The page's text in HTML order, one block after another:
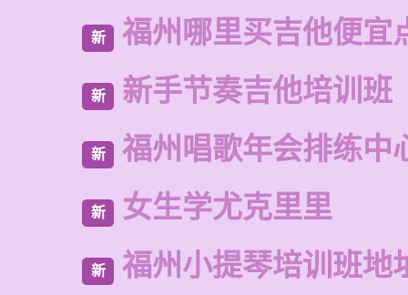
新 福州哪里买吉他便宜
新 新手节奏吉他培训班
新 福州唱歌年会排练中
新 女生学尤克里里
新 福州小提琴培训班地